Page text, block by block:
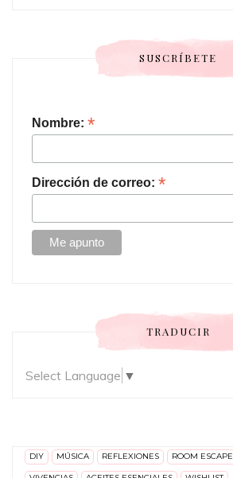
SUSCRÍBETE
Nombre: *
Dirección de correo: *
TRADUCIR
Select Language ▼
DIY MÚSICA REFLEXIONES ROOM ESCAPE